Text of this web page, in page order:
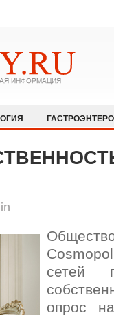
НЕВРОЛОГИЯ
ЭНДОКРИНОЛОГИЯ
сетей
опрос